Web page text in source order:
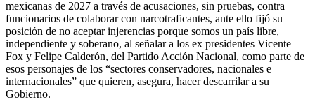
mexicanas de 2027 a través de acusaciones, sin pruebas, contra
funcionarios de colaborar con narcotraficantes, ante ello fijó su
posición de no aceptar injerencias porque somos un país libre,
independiente y soberano, al señalar a los ex presidentes Vicente
Fox y Felipe Calderón, del Partido Acción Nacional, como parte de
esos personajes de los “sectores conservadores, nacionales e
internacionales” que quieren, asegura, hacer descarrilar a su
Gobierno.